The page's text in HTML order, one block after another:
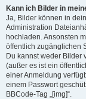
Kann ich Bilder in
Ja, Bilder können in
Administration
hochladen. Ansonsten
öffentlich zugänglichen
Du kannst weder Bilder
(außer es ist ein
einer Anmeldung
einem Passwort
BBCode-Tag „[img]“.